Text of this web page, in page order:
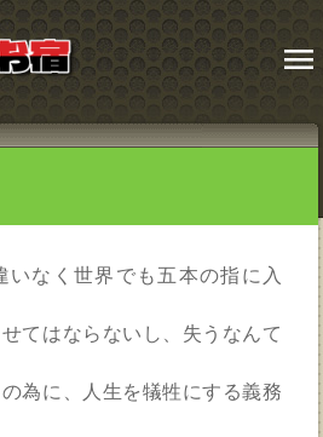
menu
いなく世界でも五本の指に入
てはならないし、失うなんて
為に、人生を犠牲にする義務